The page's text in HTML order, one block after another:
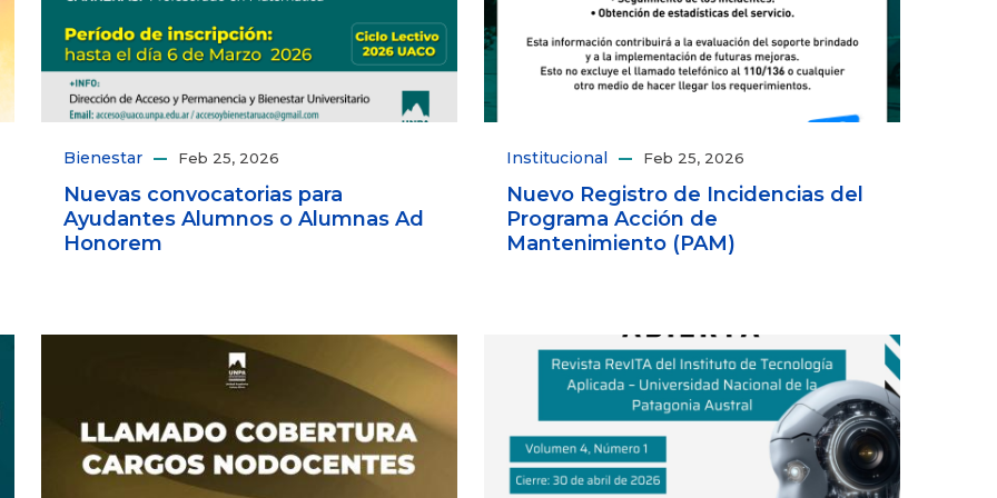
Bienestar Feb 25, 2026
Nuevas convocatorias para
Ayudantes Alumnos o Alumnas Ad
Honorem
Institucional Feb 25, 2026
Nuevo Registro de Incidencias del
Programa Acción de
Mantenimiento (PAM)